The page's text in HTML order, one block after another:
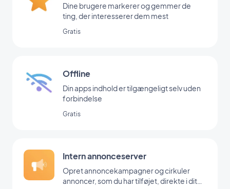
Dine brugere markerer og gemmer de
ting, der interesserer dem mest
Gratis
Offline
Din apps indhold er tilgængeligt selv uden
forbindelse
Gratis
Intern annonceserver
Opret annoncekampagner og cirkuler
annoncer, som du har tilføjet, direkte i dit